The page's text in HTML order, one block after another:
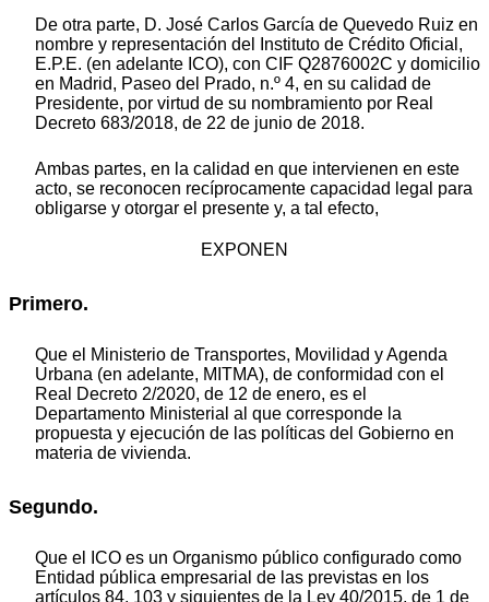
De otra parte, D. José Carlos García de Quevedo Ruiz en
nombre y representación del Instituto de Crédito Oficial,
E.P.E. (en adelante ICO), con CIF Q2876002C y domicilio
en Madrid, Paseo del Prado, n.º 4, en su calidad de
Presidente, por virtud de su nombramiento por Real
Decreto 683/2018, de 22 de junio de 2018.
Ambas partes, en la calidad en que intervienen en este
acto, se reconocen recíprocamente capacidad legal para
obligarse y otorgar el presente y, a tal efecto,
EXPONEN
Primero.
Que el Ministerio de Transportes, Movilidad y Agenda
Urbana (en adelante, MITMA), de conformidad con el
Real Decreto 2/2020, de 12 de enero, es el
Departamento Ministerial al que corresponde la
propuesta y ejecución de las políticas del Gobierno en
materia de vivienda.
Segundo.
Que el ICO es un Organismo público configurado como
Entidad pública empresarial de las previstas en los
artículos 84, 103 y siguientes de la Ley 40/2015, de 1 de